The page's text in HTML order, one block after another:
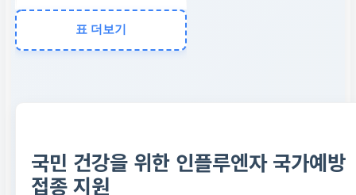
어린이, 임신부,
만 65세 이상 어
르신
예약 및 상세
표 더보기
국민 건강을 위한 인플루엔자 국가예방
접종 지원